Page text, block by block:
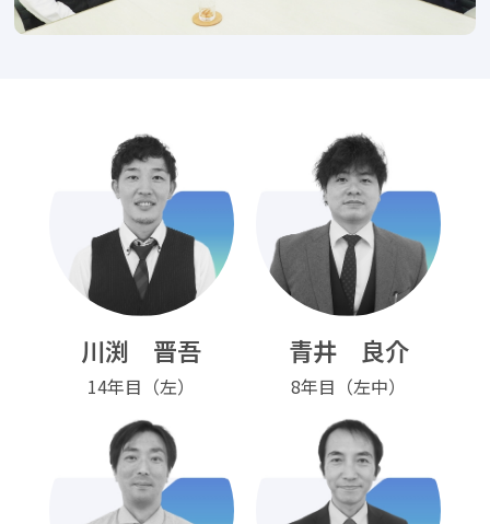
Pickup
Recruitment
キャリア採用
新卒採用（マイナビ2027）
新卒採用（Re就活キャンパス2027）
新卒採用（Re就活キャンパス2028）
川渕 晋吾
14年目（左）
青井 良介
8年目（左中）